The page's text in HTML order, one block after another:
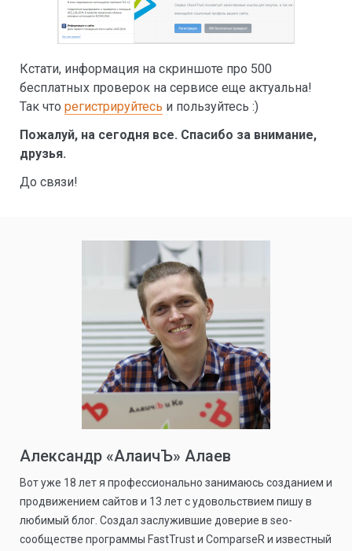
Кстати, информация на скриншоте про 500
бесплатных проверок на сервисе еще актуальна!
Так что регистрируйтесь и пользуйтесь :)
Пожалуй, на сегодня все. Спасибо за внимание,
друзья.
До связи!
Александр «АлаичЪ» Алаев
Вот уже 18 лет я профессионально занимаюсь созданием и
продвижением сайтов и 13 лет с удовольствием пишу в
любимый блог. Создал заслужившие доверие в seo-
сообществе программы FastTrust и ComparseR и известный